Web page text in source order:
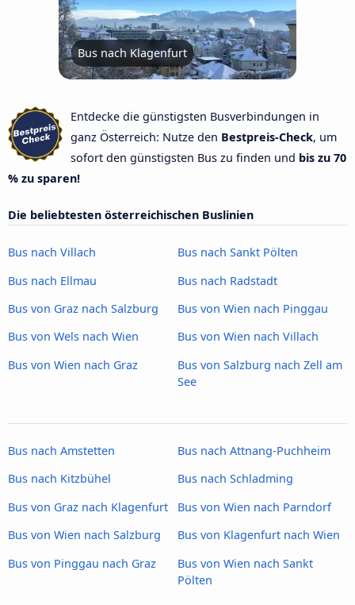
Bus nach Klagenfurt
Entdecke die günstigsten Busverbindungen in
ganz Österreich: Nutze den Bestpreis-Check, um
sofort den günstigsten Bus zu finden und bis zu 70
% zu sparen!
Die beliebtesten österreichischen Buslinien
Bus nach Villach
Bus nach Sankt Pölten
Bus nach Ellmau
Bus nach Radstadt
Bus von Graz nach Salzburg
Bus von Wien nach Pinggau
Bus von Wels nach Wien
Bus von Wien nach Villach
Bus von Wien nach Graz
Bus von Salzburg nach Zell am
See
Bus nach Amstetten
Bus nach Attnang-Puchheim
Bus nach Kitzbühel
Bus nach Schladming
Bus von Graz nach Klagenfurt
Bus von Wien nach Parndorf
Bus von Wien nach Salzburg
Bus von Klagenfurt nach Wien
Bus von Pinggau nach Graz
Bus von Wien nach Sankt
Pölten